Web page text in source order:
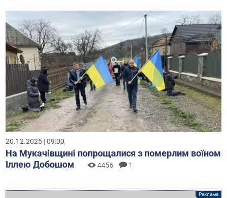
20.12.2025 | 09:00
На Мукачівщині попрощалися з померлим воїном
Іллею Добошом
4456 1